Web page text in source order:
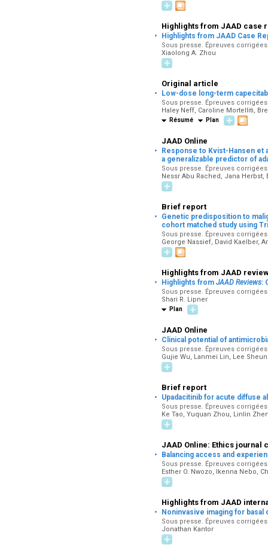
Highlights from JAAD case
· Highlights from JAAD Case
Sous presse. Épreuves
Xiaolong A. Zhou
Original article
· Low-dose long-term
Sous presse. Épreuves
Haley Neff, Caroline Mortelliti,
Résumé Plan
JAAD Online
·
Response to Kvist-Hansen et
a generalizable predictor of
Sous presse. Épreuves
Nessr Abu Rached, Jana Herbst,
Brief report
·
Genetic predisposition to
cohort matched study using
Sous presse. Épreuves
George Nassief, David Kaelber,
Highlights from JAAD
· Highlights from JAAD Reviews:
Sous presse. Épreuves
Shari R. Lipner
Plan
JAAD Online
· Clinical potential of
Sous presse. Épreuves
Gujie Wu, Lanmei Lin, Lee
Brief report
· Upadacitinib for acute diffuse
Sous presse. Épreuves
Ke Tao, Yuquan Zhou, Linlin
JAAD Online: Ethics journal
· Balancing access and
Sous presse. Épreuves
Esther O. Nwozo, Ikenna Nebo,
Highlights from JAAD
· Noninvasive imaging for basal
Sous presse. Épreuves
Jonathan Kantor